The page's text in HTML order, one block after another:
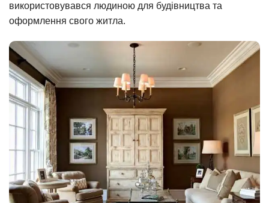
використовувався людиною для будівництва та
оформлення свого житла.